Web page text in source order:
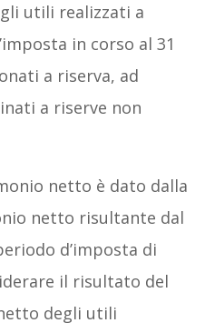
utili realizzati a
in corso al 31
a riserva, ad
a riserve non
netto è dato dalla
netto risultante dal
d’imposta di
il risultato del
degli utili